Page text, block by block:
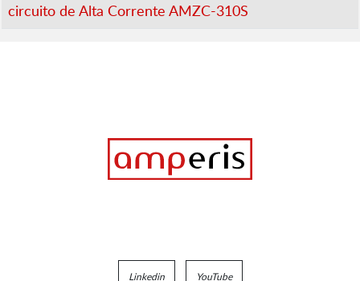
circuito de Alta Corrente AMZC-310S
Linkedin YouTube